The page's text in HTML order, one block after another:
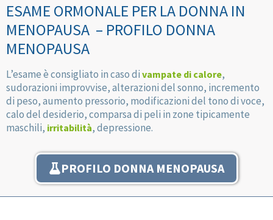
ESAME ORMONALE PER LA DONNA IN
MENOPAUSA – PROFILO DONNA
MENOPAUSA
L’esame è consigliato in caso di vampate di calore,
sudorazioni improvvise, alterazioni del sonno, incremento
di peso, aumento pressorio, modificazioni del tono di voce,
calo del desiderio, comparsa di peli in zone tipicamente
maschili, irritabilità, depressione.
PROFILO DONNA MENOPAUSA